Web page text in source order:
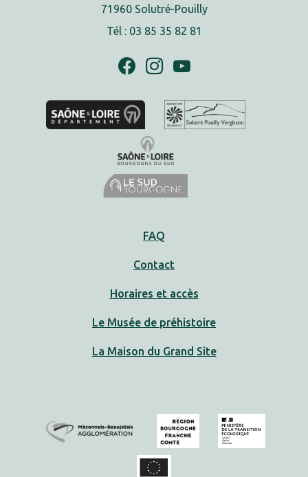
71960 Solutré-Pouilly
Tél : 03 85 35 82 81
FAQ
Contact
Horaires et accès
Le Musée de préhistoire
La Maison du Grand Site